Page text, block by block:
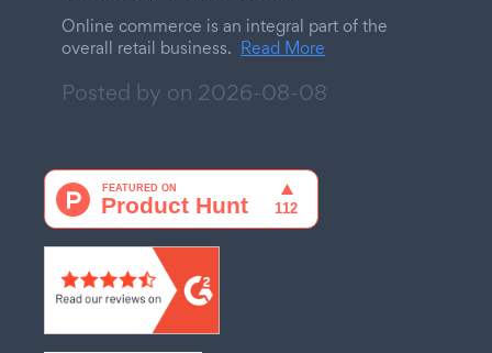
Online commerce is an integral part of the
overall retail business. Read More
Posted by on 2026-08-08